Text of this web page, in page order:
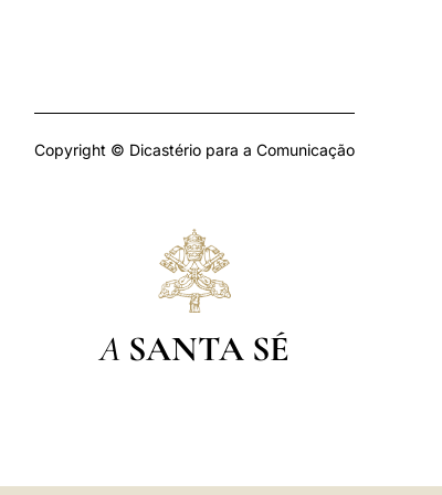
Copyright © Dicastério para a Comunicação
A SANTA SÉ